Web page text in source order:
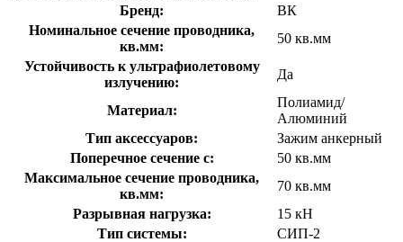
Бренд:
ВК
Номинальное сечение проводника,
кв.мм:
50 кв.мм
Устойчивость к ультрафиолетовому
излучению:
Да
Материал:
Полиамид/
Алюминий
Тип аксессуаров:
Зажим анкерный
Поперечное сечение с:
50 кв.мм
Максимальное сечение проводника,
кв.мм:
70 кв.мм
Разрывная нагрузка:
15 кН
Тип системы:
СИП-2